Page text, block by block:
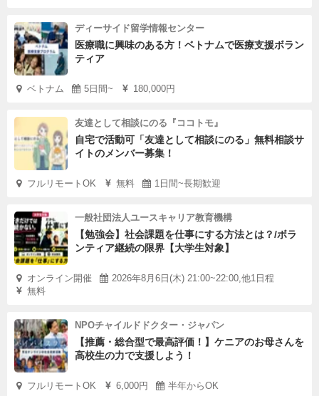
ディーサイド留学情報センター
医療職に興味のある方！ベトナムで医療支援ボラン
ティア
ベトナム 5日間~ 180,000円
友達として相談にのる『ココトモ』
自宅で活動可「友達として相談にのる」無料相談サ
イトのメンバー募集！
フルリモートOK 無料 1日間~長期歓迎
一般社団法人ユースキャリア教育機構
【勉強会】社会課題を仕事にする方法とは？/ボラ
ンティア継続の限界【大学生対象】
オンライン開催
2026年8月6日(木) 21:00~22:00,他1日程
無料
NPOチャイルドドクター・ジャパン
【推薦・総合型で最高評価！】ケニアのお母さんを
高校生の力で支援しよう！
フルリモートOK 6,000円 半年からOK